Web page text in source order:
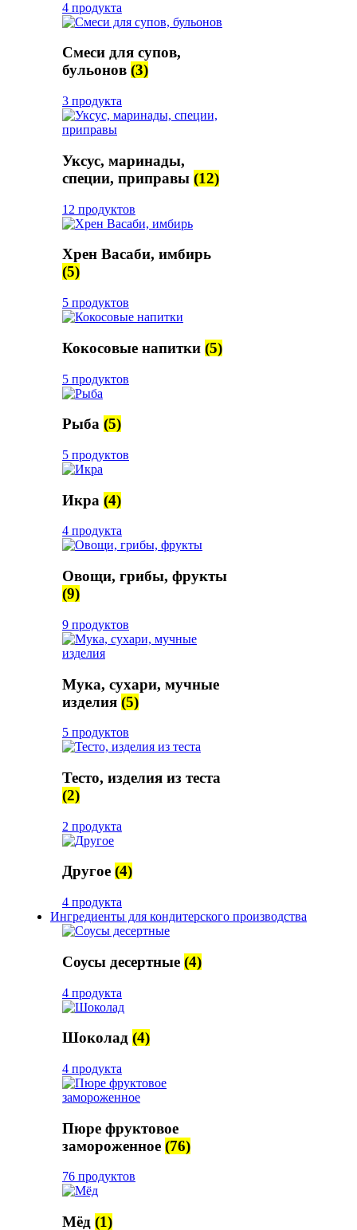
4 продукта
Смеси для супов,
бульонов (3)
3 продукта
Уксус, маринады,
специи, приправы (12)
12 продуктов
Хрен Васаби, имбирь
(5)
5 продуктов
Кокосовые напитки (5)
5 продуктов
Рыба (5)
5 продуктов
Икра (4)
4 продукта
Овощи, грибы, фрукты
(9)
9 продуктов
Мука, сухари, мучные
изделия (5)
5 продуктов
Тесто, изделия из теста
(2)
2 продукта
Другое (4)
4 продукта
Ингредиенты для кондитерского производства
Соусы десертные (4)
4 продукта
Шоколад (4)
4 продукта
Пюре фруктовое
замороженное (76)
76 продуктов
Мёд (1)